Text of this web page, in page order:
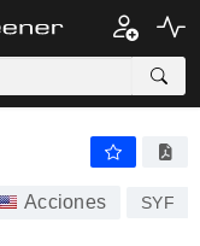
Acciones SYF